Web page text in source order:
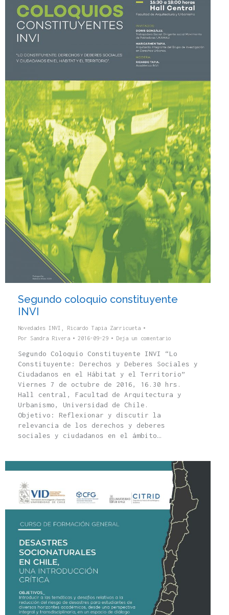
Segundo coloquio constituyente
INVI
Novedades INVI
Ricardo Tapia Zarricueta
Por Sandra Rivera 2016-09-29 Deja un comentario
Segundo Coloquio Constituyente INVI “Lo
Constituyente: Derechos y Deberes Sociales y
Ciudadanos en el Hábitat y el Territorio”
Viernes 7 de octubre de 2016, 16.30 hrs.
Hall central, Facultad de Arquitectura y
Urbanismo, Universidad de Chile.
Objetivo: Reflexionar y discutir la
relevancia de los derechos y deberes
sociales y ciudadanos en el ámbito…